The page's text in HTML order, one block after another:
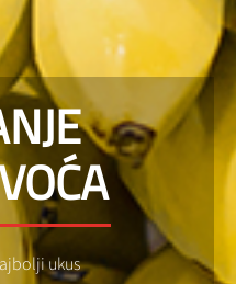
ukus